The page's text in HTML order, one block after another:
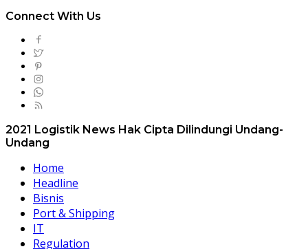
Connect With Us
2021 Logistik News Hak Cipta Dilindungi Undang-
Undang
Home
Headline
Bisnis
Port & Shipping
IT
Regulation